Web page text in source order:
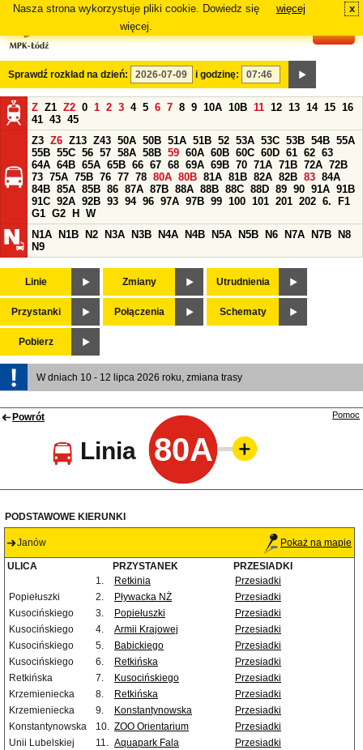
Nasza strona wykorzystuje pliki cookie. Dowiedz się
więcej.
więcej x
Sprawdź rozkład na dzień: i godzinę:
Z Z1 Z2 0 1 2 3 4 5 6 7 8 9 10A 10B 11 12 13 14 15 16
41 43 45
Z3 Z6 Z13 Z43 50A 50B 51A 51B 52 53A 53C 53B 54B 55A
55B 55C 56 57 58A 58B 59 60A 60B 60C 60D 61 62 63
64A 64B 65A 65B 66 67 68 69A 69B 70 71A 71B 72A 72B
73 75A 75B 76 77 78 80A 80B 81A 81B 82A 82B 83 84A
84B 85A 85B 86 87A 87B 88A 88B 88C 88D 89 90 91A 91B
91C 92A 92B 93 94 96 97A 97B 99 100 101 201 202 6.
F1
G1 G2 H
W
N1A
N1B N2 N3A N3B N4A N4B N5A N5B N6 N7A N7B
N8
N9
Linie Zmiany Utrudnienia
Przystanki Połączenia Schematy
Pobierz
W dniach 10 - 12 lipca 2026 roku, zmiana trasy
Powrót
Linia 80A
Pomoc
PODSTAWOWE KIERUNKI
Janów Pokaż na mapie
ULICA PRZYSTANEK
PRZESIADKI
1.
Retkinia
Przesiadki
Popiełuszki
2. Pływacka NŻ
Przesiadki
Kusocińskiego
3. Popiełuszki
Przesiadki
Kusocińskiego
4. Armii Krajowej
Przesiadki
Kusocińskiego
5. Babickiego
Przesiadki
Kusocińskiego
6. Retkińska
Przesiadki
Retkińska
7. Kusocińskiego
Przesiadki
Krzemieniecka
8. Retkińska
Przesiadki
Krzemieniecka
9. Konstantynowska
Przesiadki
Konstantynowska
10. ZOO Orientarium
Przesiadki
Unii Lubelskiej
11. Aquapark Fala
Przesiadki